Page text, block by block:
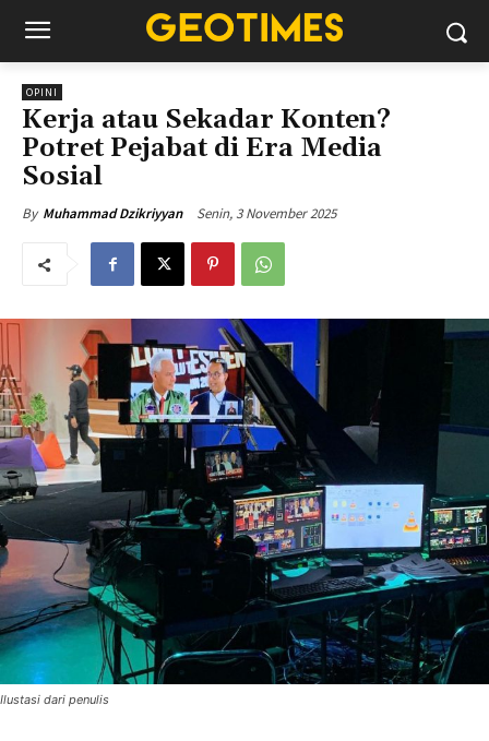
OPINI
Kerja atau Sekadar Konten?
Potret Pejabat di Era Media
Sosial
By Muhammad Dzikriyyan Senin, 3 November 2025
Ilustasi dari penulis